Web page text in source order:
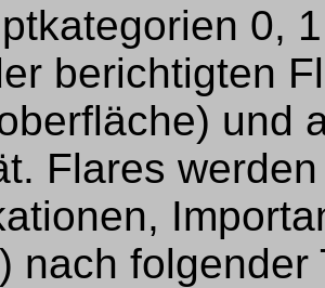
0,
berichtigten
und
Flares
nach folgender